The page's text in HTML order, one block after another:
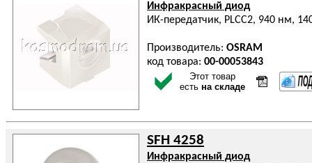
Инфракрасный диод
ИК-передатчик, PLCC2, 940 нм,
Производитель: OSRAM
код товара: 00-00053843
Этот товар
есть на складе
SFH 4258
Инфракрасный диод